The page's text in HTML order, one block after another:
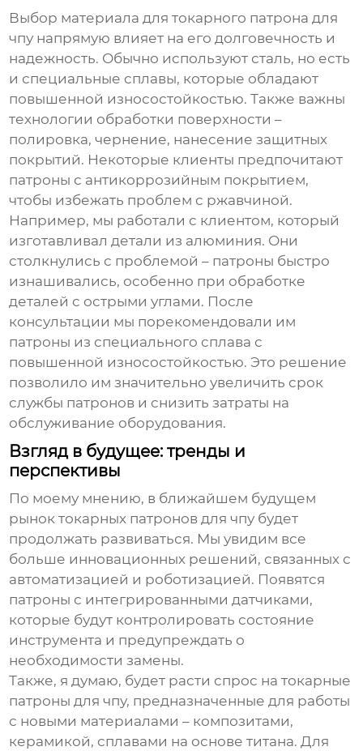
Выбор материала длятокарного патрона для
чпу напрямую влияет на его долговечность и
надежность. Обычно используют сталь, но есть
и специальные сплавы, которые обладают
повышенной износостойкостью. Также важны
технологии обработки поверхности –
полировка, чернение, нанесение защитных
покрытий. Некоторые клиенты предпочитают
патроны с антикоррозийным покрытием,
чтобы избежать проблем с ржавчиной.
Например, мы работали с клиентом, который
изготавливал детали из алюминия. Они
столкнулись с проблемой – патроны быстро
изнашивались, особенно при обработке
деталей с острыми углами. После
консультации мы порекомендовали им
патроны из специального сплава с
повышенной износостойкостью. Это решение
позволило им значительно увеличить срок
службы патронов и снизить затраты на
обслуживание оборудования.
Взгляд в будущее: тренды и
перспективы
По моему мнению, в ближайшем будущем
рыноктокарных патронов для чпу будет
продолжать развиваться. Мы увидим все
больше инновационных решений, связанных с
автоматизацией и роботизацией. Появятся
патроны с интегрированными датчиками,
которые будут контролировать состояние
инструмента и предупреждать о
необходимости замены.
Также, я думаю, будет расти спрос натокарные
патроны для чпу, предназначенные для работы
с новыми материалами – композитами,
керамикой, сплавами на основе титана. Для